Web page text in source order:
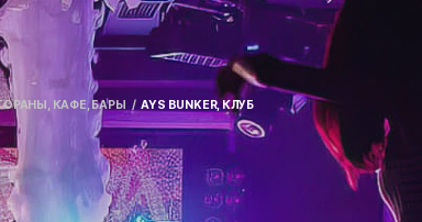
КАФЕ, БАРЫ AYS BUNKER, КЛУБ